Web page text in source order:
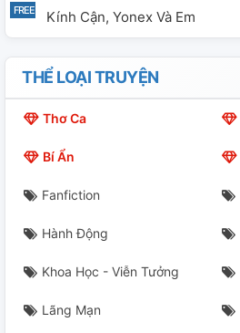
Kính Cận, Yonex Và Em
THỂ LOẠI TRUYỆN
Thơ Ca
Bí Ẩn
Fanfiction
Hành Động
Khoa Học - Viễn Tưởng
Lãng Mạn